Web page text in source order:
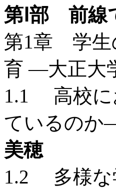
第Ⅰ部 前線
第1章 学生
育 ―大正大
1.1 高校に
ているの
美穂
1.2 多様な